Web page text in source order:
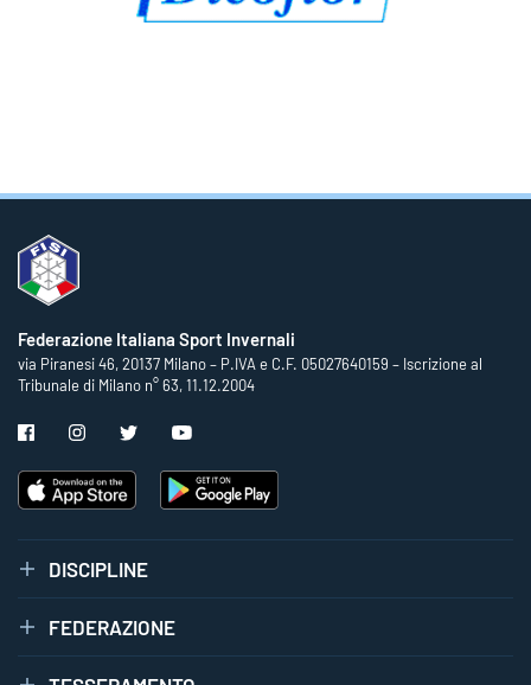
Federazione Italiana Sport Invernali
via Piranesi 46, 20137 Milano – P.IVA e C.F. 05027640159 – Iscrizione al
Tribunale di Milano n° 63, 11.12.2004
DISCIPLINE
FEDERAZIONE